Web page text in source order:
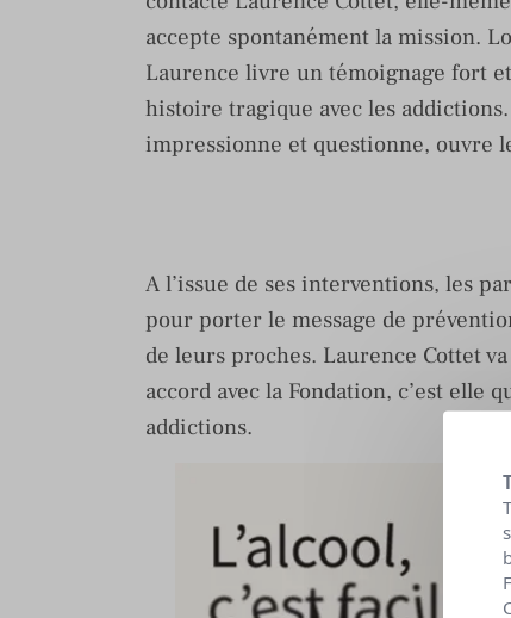
accepte spontanément la mission.
Laurence livre un témoignage fort
histoire tragique avec les
impressionne et questionne, ouvre
A l’issue de ses interventions, les
pour porter le message de
de leurs proches. Laurence Cottet
accord avec la Fondation, c’est elle
addictions.